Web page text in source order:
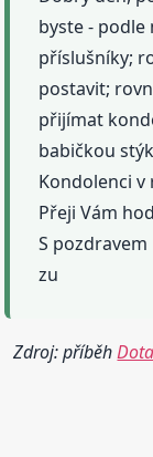
byste -
příslušníky;
postavit;
přijímat
babičkou
Kondolenci
Přeji Vám
S pozdravem
zu
Zdroj: příběh